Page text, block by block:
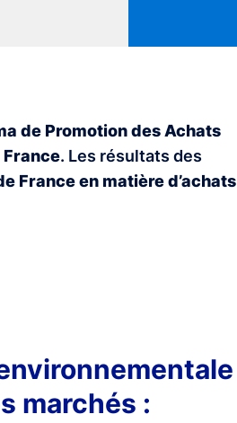
de Promotion des Achats
France. Les résultats des
France en matière d’achats
marchés :